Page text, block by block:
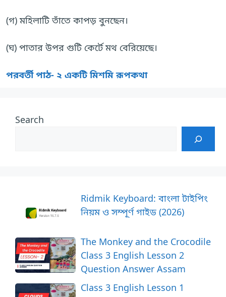
(গ) মহিলাটি তাঁতে কাপড় বুনছেন।
(ঘ) পাতার উপর গুটি কের্টে মথ বেরিয়েছে।
পরবর্তী পাঠ- ২ একটি মিশমি রূপকথা
Search
Ridmik Keyboard: বাংলা টাইপিং
নিয়ম ও সম্পূর্ণ গাইড (2026)
The Monkey and the Crocodile
Class 3 English Lesson 2
Question Answer Assam
Class 3 English Lesson 1